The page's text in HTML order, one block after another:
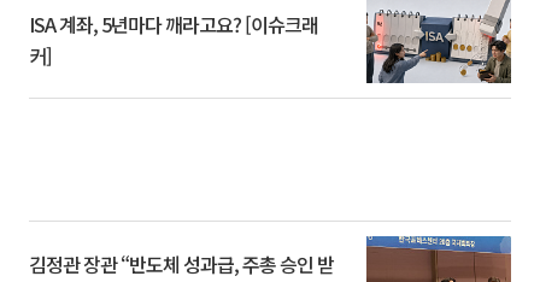
ISA 계좌, 5년마다 깨라고요? [이슈크래
커]
김정관 장관 “반도체 성과급, 주총 승인 받